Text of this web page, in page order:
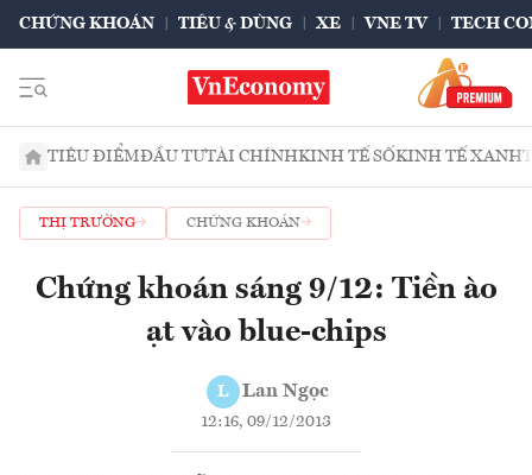
CHỨNG KHOÁN TIÊU & DÙNG XE VNE TV TECH
TIÊU ĐIỂMĐẦU TƯTÀI CHÍNHKINH TẾ SỐKINH TẾ XANH
THỊ TRƯỜNG CHỨNG KHOÁN
Chứng khoán sáng 9/12: Tiền ào
ạt vào blue-chips
L Lan Ngọc
12:16, 09/12/2013